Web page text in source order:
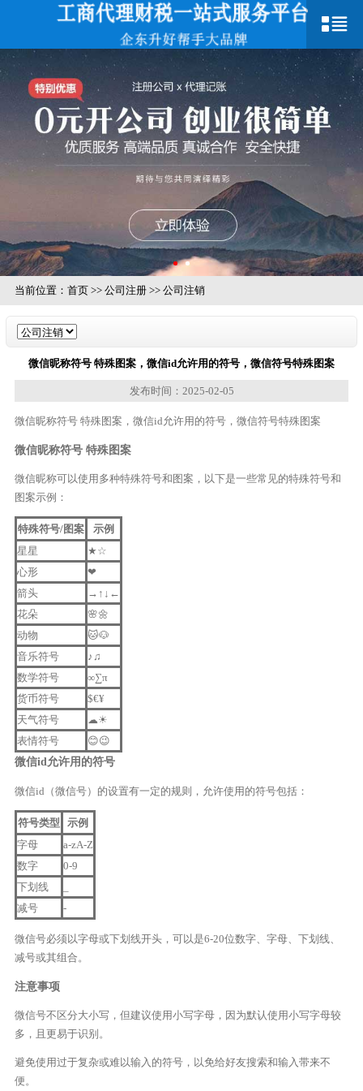
当前位置： 首页>> 公司注册>> 公司注销
微信昵称符号 特殊图案，微信id允许用的符号，微信符号特殊图案
发布时间：2025-02-05
微信昵称符号 特殊图案，微信id允许用的符号，微信符号特殊图案
微信昵称符号 特殊图案
微信昵称可以使用多种特殊符号和图案，以下是一些常见的特殊符号和
图案示例：
特殊符号/图案
示例
星星
★☆
心形
❤
箭头
→↑↓←
花朵
🌸🌼
动物
🐱🐶
音乐符号
♪♫
数学符号
∞∑π
货币符号
$€¥
天气符号
☁☀
表情符号
😊😉
微信id允许用的符号
微信id（微信号）的设置有一定的规则，允许使用的符号包括：
符号类型
示例
字母
a-zA-Z
数字
0-9
下划线
减号
-
微信号必须以字母或下划线开头，可以是6-20位数字、字母、下划线、
减号或其组合。
注意事项
微信号不区分大小写，但建议使用小写字母，因为默认使用小写字母较
多，且更易于识别。
避免使用过于复杂或难以输入的符号，以免给好友搜索和输入带来不
便。